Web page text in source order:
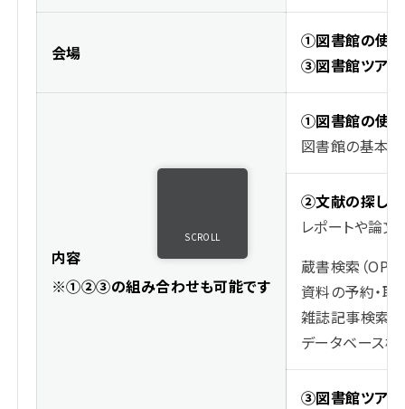
会場
①図書館の使
③図書館ツアー
内容
※①②③の組み合わせも可能です
①図書館の使
図書館の基本
②文献の探し方
レポートや論
蔵書検索（OPAC
資料の予約・取
雑誌記事検索
データベース検
③図書館ツアー
SCROLL